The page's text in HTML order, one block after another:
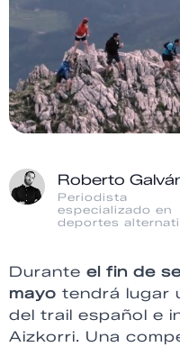
Roberto
Periodista
especializado en
deportes
Durante el fin de
mayo tendrá lugar
del trail español e
Aizkorri. Una